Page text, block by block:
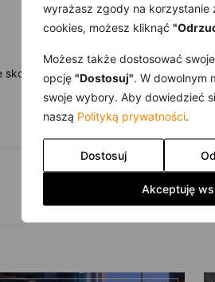
wyrażasz zgody na korzystanie
cookies, możesz kliknąć
Możesz także dostosować
opcję "Dostosuj". W dowolnym
swoje wybory. Aby dowiedzieć
naszą Polityką prywatności.
Dostosuj
Akceptuję
z ulgi podatkowej.